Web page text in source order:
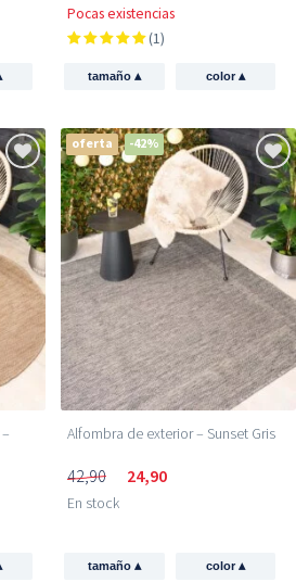
Pocas existencias
(1)
tamaño ▴ color▴
oferta -42%
Alfombra de exterior – Sunset Gris
42,90 24,90
En stock
tamaño ▴ color▴